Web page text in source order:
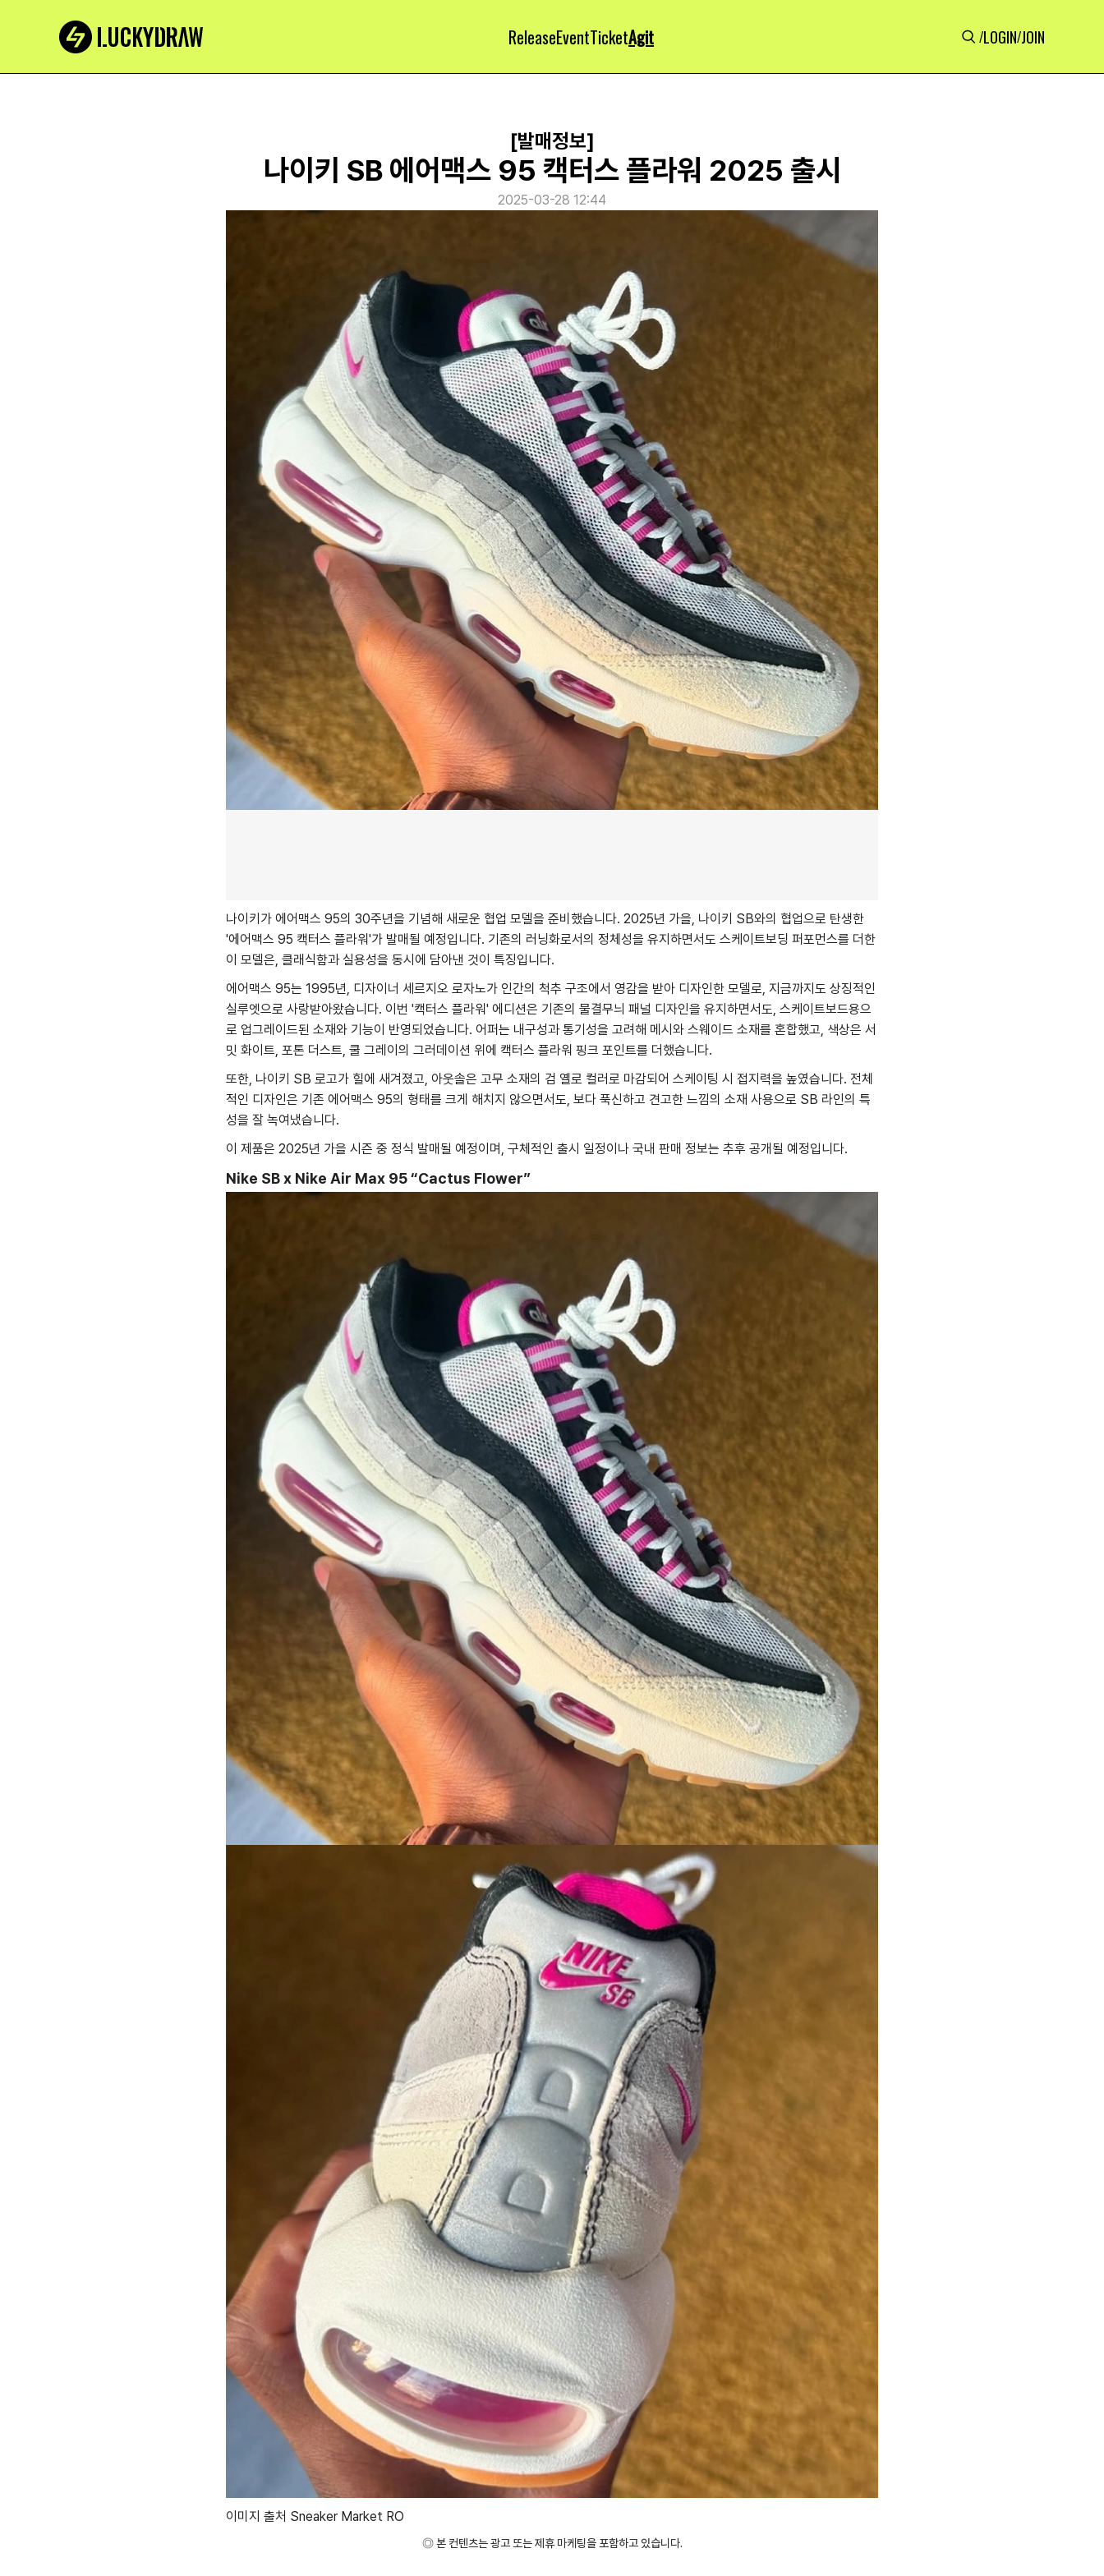
ReleaseEventTicketAgit /LOGIN/JOIN
[발매정보]
나이키 SB 에어맥스 95 캑터스 플라워 2025 출시
2025-03-28 12:44
나이키가 에어맥스 95의 30주년을 기념해 새로운 협업 모델을 준비했습니다. 2025년 가을, 나이키 SB와의 협업으로 탄생한
'에어맥스 95 캑터스 플라워'가 발매될 예정입니다. 기존의 러닝화로서의 정체성을 유지하면서도 스케이트보딩 퍼포먼스를 더한
이 모델은, 클래식함과 실용성을 동시에 담아낸 것이 특징입니다.
에어맥스 95는 1995년, 디자이너 세르지오 로자노가 인간의 척추 구조에서 영감을 받아 디자인한 모델로, 지금까지도 상징적인
실루엣으로 사랑받아왔습니다. 이번 '캑터스 플라워' 에디션은 기존의 물결무늬 패널 디자인을 유지하면서도, 스케이트보드용으
로 업그레이드된 소재와 기능이 반영되었습니다. 어퍼는 내구성과 통기성을 고려해 메시와 스웨이드 소재를 혼합했고, 색상은 서
밋 화이트, 포톤 더스트, 쿨 그레이의 그러데이션 위에 캑터스 플라워 핑크 포인트를 더했습니다.
또한, 나이키 SB 로고가 힐에 새겨졌고, 아웃솔은 고무 소재의 검 옐로 컬러로 마감되어 스케이팅 시 접지력을 높였습니다. 전체
적인 디자인은 기존 에어맥스 95의 형태를 크게 해치지 않으면서도, 보다 푹신하고 견고한 느낌의 소재 사용으로 SB 라인의 특
성을 잘 녹여냈습니다.
이 제품은 2025년 가을 시즌 중 정식 발매될 예정이며, 구체적인 출시 일정이나 국내 판매 정보는 추후 공개될 예정입니다.
Nike SB x Nike Air Max 95 “Cactus Flower”
이미지 출처 Sneaker Market RO
◎ 본 컨텐츠는 광고 또는 제휴 마케팅을 포함하고 있습니다.